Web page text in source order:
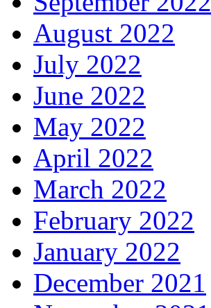
August 2022
July 2022
June 2022
May 2022
April 2022
March 2022
February 2022
January 2022
December 2021